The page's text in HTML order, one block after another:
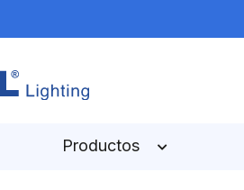
Productos